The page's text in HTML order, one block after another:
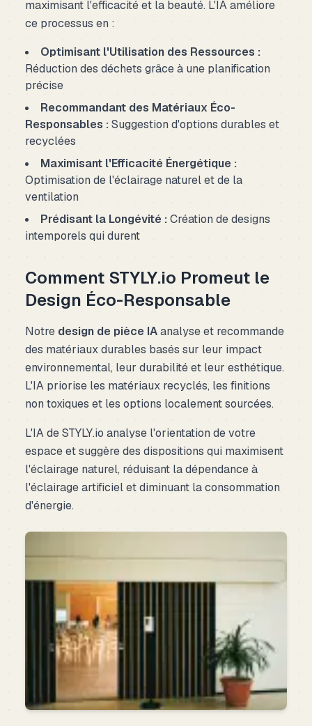
maximisant l'efficacité et la beauté. L'IA améliore
ce processus en :
Optimisant l'Utilisation des Ressources :
Réduction des déchets grâce à une planification
précise
Recommandant des Matériaux Éco-
Responsables :Suggestion d'options durables et
recyclées
Maximisant l'Efficacité Énergétique :
Optimisation de l'éclairage naturel et de la
ventilation
Prédisant la Longévité :Création de designs
intemporels qui durent
Comment STYLY.io Promeut le
Design Éco-Responsable
Notre design de pièce IAanalyse et recommande
des matériaux durables basés sur leur impact
environnemental, leur durabilité et leur esthétique.
L'IA priorise les matériaux recyclés, les finitions
non toxiques et les options localement sourcées.
L'IA de STYLY.io analyse l'orientation de votre
espace et suggère des dispositions qui maximisent
l'éclairage naturel, réduisant la dépendance à
l'éclairage artificiel et diminuant la consommation
d'énergie.